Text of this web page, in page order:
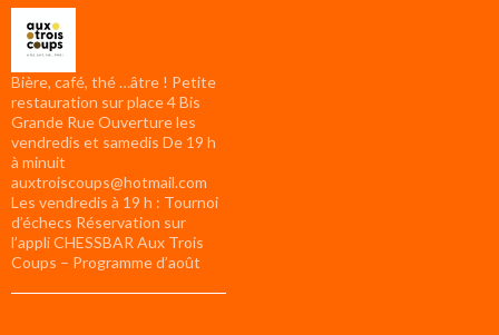
Bière, café, thé …âtre ! Petite
restauration sur place 4 Bis
Grande Rue Ouverture les
vendredis et samedis De 19 h
à minuit
auxtroiscoups@hotmail.com
Les vendredis à 19 h : Tournoi
d’échecs Réservation sur
l’appli CHESSBAR Aux Trois
Coups – Programme d’août